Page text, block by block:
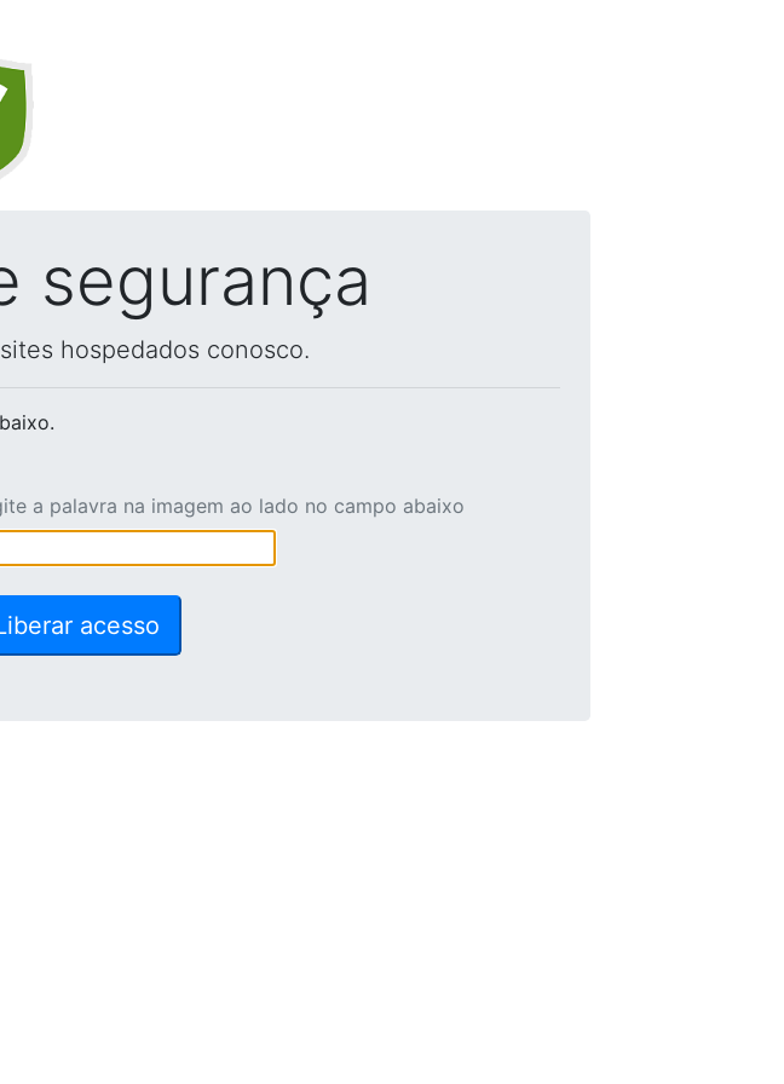
segurança
hospedados conosco.
a palavra na imagem ao lado no campo abaixo